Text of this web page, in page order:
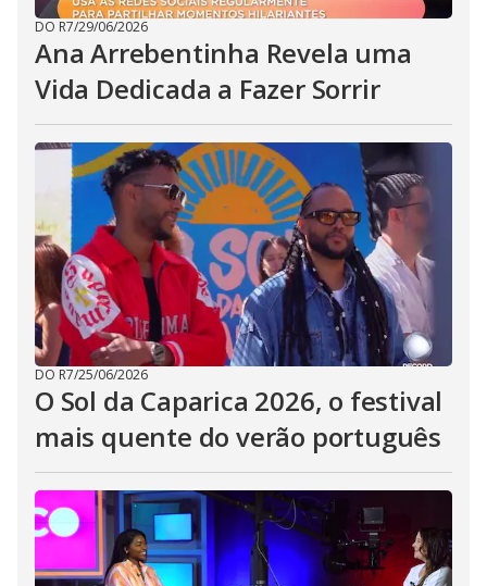
DO R7/29/06/2026
Ana Arrebentinha Revela uma
Vida Dedicada a Fazer Sorrir
DO R7/25/06/2026
O Sol da Caparica 2026, o festival
mais quente do verão português